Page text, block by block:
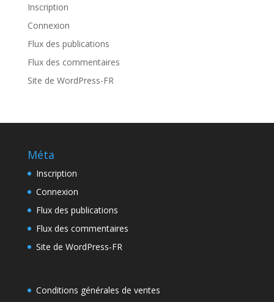
Inscription
Connexion
Flux des publications
Flux des commentaires
Site de WordPress-FR
Méta
Inscription
Connexion
Flux des publications
Flux des commentaires
Site de WordPress-FR
Conditions générales de ventes